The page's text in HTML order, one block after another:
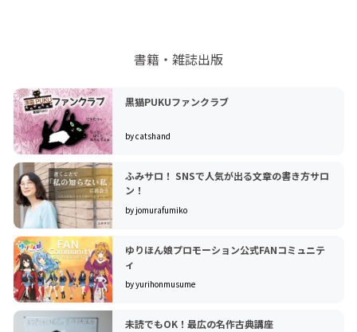
書籍・雑誌出版
黒猫PUKUファンクラブ
by catshand
ふみサロ！ SNSで人気が出る文章の書き方サロ
ン！
by jomurafumiko
ゆりほん娘プロモーション公式FANコミュニテ
ィ
by yurihonmusume
未読でもOK！最広の名作古典講座